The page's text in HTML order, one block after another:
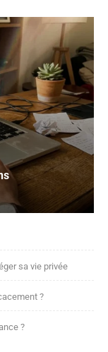
sa vie privée
?
?